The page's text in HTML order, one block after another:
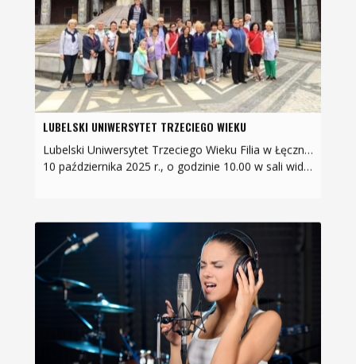
LUBELSKI UNIWERSYTET TRZECIEGO WIEKU
Lubelski Uniwersytet Trzeciego Wieku Filia w Łęcznej zaprasza na uroczystą inaugurację ROKU AKADEMICKIEGO 2025/2026
10 października 2025 r., o godzinie 10.00 w sali widowiskowej…